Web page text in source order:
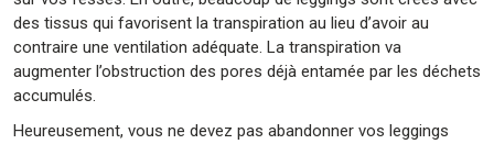
des tissus qui favorisent la transpiration au lieu d’avoir au
contraire une ventilation adéquate. La transpiration va
augmenter l’obstruction des pores déjà entamée par les déchets
accumulés.
Heureusement, vous ne devez pas abandonner vos leggings